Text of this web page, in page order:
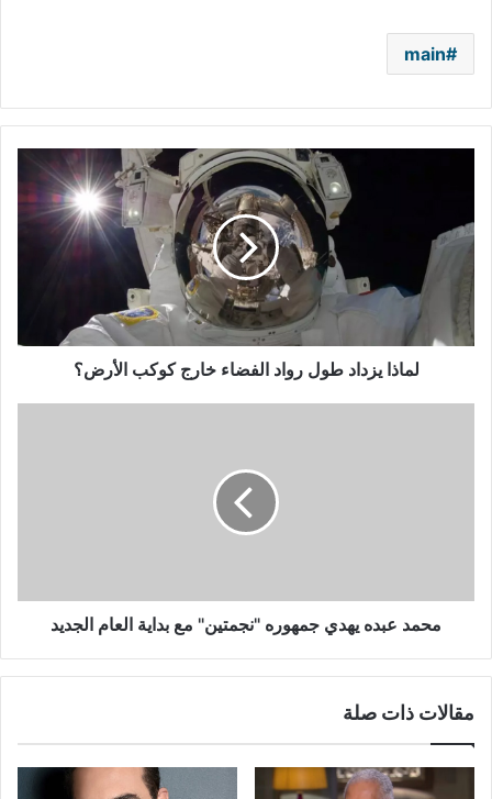
main
رواد
الفضاء
خارج
كوكب
الأرض؟
لماذا يزداد طول رواد الفضاء خارج كوكب الأرض؟
الجديد
محمد عبده يهدي جمهوره "نجمتين" مع بداية العام الجديد
مقالات ذات صلة